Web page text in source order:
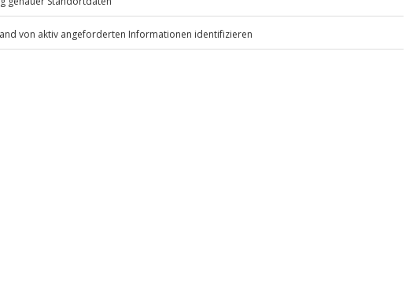
Erlebnis verschoben (die
wird, eine verspätete
und wird als NoShow